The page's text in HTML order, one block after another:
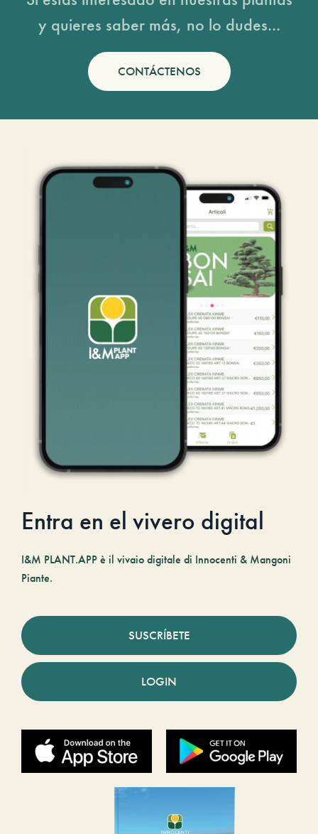
y quieres saber más, no lo dudes...
CONTÁCTENOS
Entra en el vivero digital
I&M PLANT.APP è il vivaio digitale di Innocenti & Mangoni
Piante.
SUSCRÍBETE
LOGIN